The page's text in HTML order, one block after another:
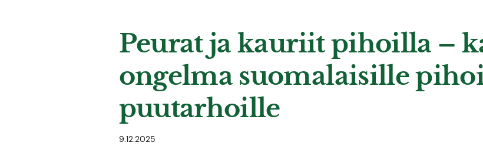
Peurat ja kauriit pihoilla –
ongelma suomalaisille
puutarhoille
9.12.2025